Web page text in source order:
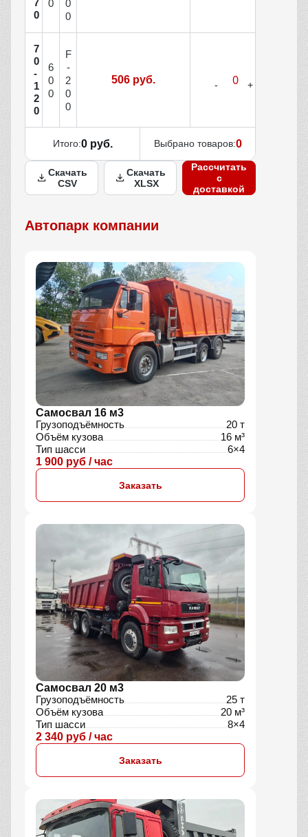
7
0
0
0
0
7
0
-
1
2
0
6
0
0
F
-
2
0
0
506 руб.
Итого:0 руб. Выбрано товаров:0
Скачать
CSV
Скачать
XLSX
Рассчитать
с
доставкой
Автопарк компании
Самосвал 16 м3
Грузоподъёмность
20 т
Объём кузова
16 м³
Тип шасси
6×4
1 900 руб / час
Заказать
Самосвал 20 м3
Грузоподъёмность
25 т
Объём кузова
20 м³
Тип шасси
8×4
2 340 руб / час
Заказать